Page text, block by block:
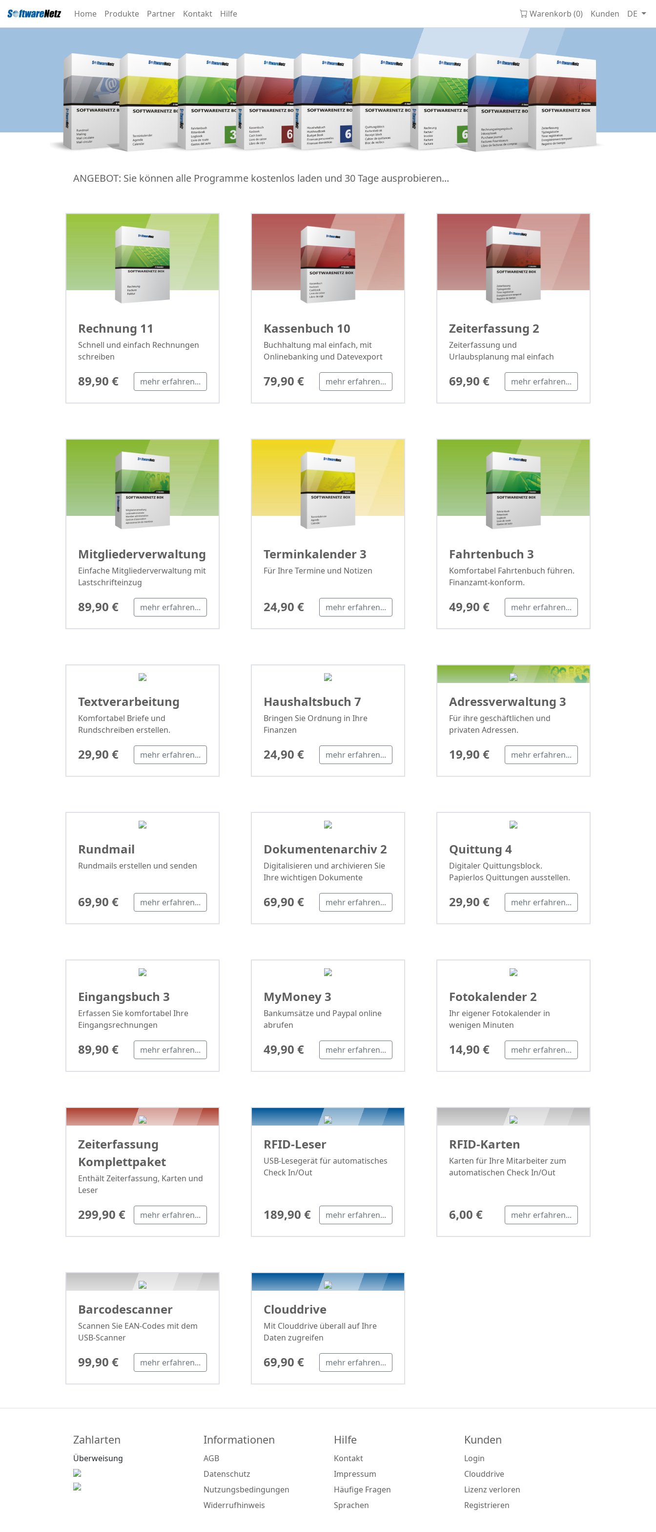
Home Produkte Partner Kontakt Hilfe Warenkorb (0) Kunden DE
ANGEBOT: Sie können alle Programme kostenlos laden und 30 Tage ausprobieren...
Rechnung 11
Schnell und einfach Rechnungen
schreiben
89,90 € mehr erfahren...
Kassenbuch 10
Buchhaltung mal einfach, mit
Onlinebanking und Datevexport
79,90 € mehr erfahren...
Zeiterfassung 2
Zeiterfassung und
Urlaubsplanung mal einfach
69,90 € mehr erfahren...
Mitgliederverwaltung
Einfache Mitgliederverwaltung mit
Lastschrifteinzug
89,90 € mehr erfahren...
Terminkalender 3
Für Ihre Termine und Notizen
24,90 € mehr erfahren...
Fahrtenbuch 3
Komfortabel Fahrtenbuch führen.
Finanzamt-konform.
49,90 € mehr erfahren...
Textverarbeitung
Komfortabel Briefe und
Rundschreiben erstellen.
29,90 € mehr erfahren...
Haushaltsbuch 7
Bringen Sie Ordnung in Ihre
Finanzen
24,90 € mehr erfahren...
Adressverwaltung 3
Für ihre geschäftlichen und
privaten Adressen.
19,90 € mehr erfahren...
Rundmail
Rundmails erstellen und senden
69,90 € mehr erfahren...
Dokumentenarchiv 2
Digitalisieren und archivieren Sie
Ihre wichtigen Dokumente
69,90 € mehr erfahren...
Quittung 4
Digitaler Quittungsblock.
Papierlos Quittungen ausstellen.
29,90 € mehr erfahren...
Eingangsbuch 3
Erfassen Sie komfortabel Ihre
Eingangsrechnungen
89,90 € mehr erfahren...
MyMoney 3
Bankumsätze und Paypal online
abrufen
49,90 € mehr erfahren...
Fotokalender 2
Ihr eigener Fotokalender in
wenigen Minuten
14,90 € mehr erfahren...
Zeiterfassung
Komplettpaket
Enthält Zeiterfassung, Karten und
Leser
299,90 € mehr erfahren...
RFID-Leser
USB-Lesegerät für automatisches
Check In/Out
189,90 € mehr erfahren...
RFID-Karten
Karten für Ihre Mitarbeiter zum
automatischen Check In/Out
6,00 € mehr erfahren...
Barcodescanner
Scannen Sie EAN-Codes mit dem
USB-Scanner
99,90 € mehr erfahren...
Clouddrive
Mit Clouddrive überall auf Ihre
Daten zugreifen
69,90 € mehr erfahren...
Zahlarten
Überweisung
Informationen
AGB
Datenschutz
Nutzungsbedingungen
Widerrufhinweis
Hilfe
Kontakt
Impressum
Häufige Fragen
Sprachen
Kunden
Login
Clouddrive
Lizenz verloren
Registrieren